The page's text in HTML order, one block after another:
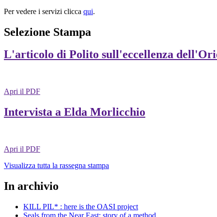
Per vedere i servizi clicca qui.
Selezione Stampa
L'articolo di Polito sull'eccellenza
Apri il PDF
Intervista a Elda Morlicchio
Apri il PDF
Visualizza tutta la rassegna stampa
In archivio
KILL PIL* : here is the OASI project
Seals from the Near East: story of a method